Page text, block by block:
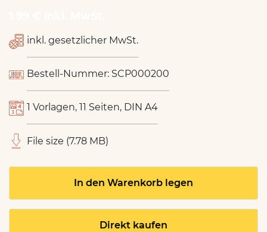
inkl. gesetzlicher MwSt.
Bestell-Nummer: SCP000200
1 Vorlagen, 11 Seiten, DIN A4
File size (7.78 MB)
In den Warenkorb legen
Direkt kaufen